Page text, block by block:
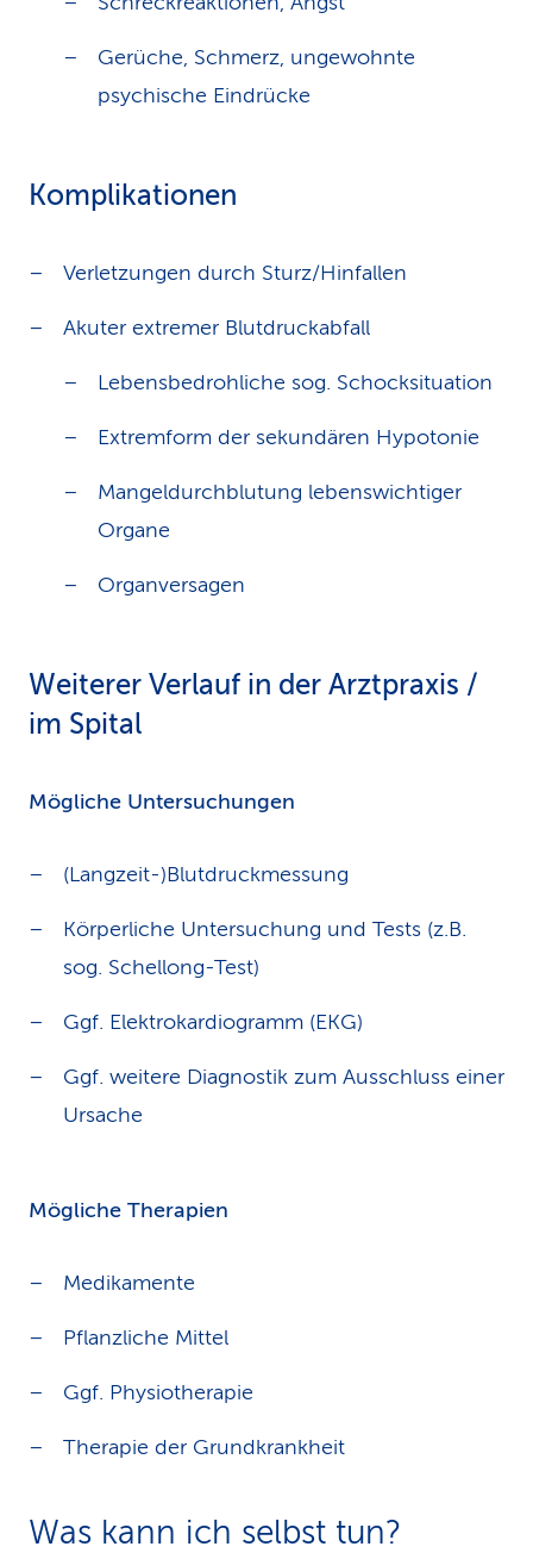
Gerüche, Schmerz, ungewohnte
psychische Eindrücke
Komplikationen
Verletzungen durch Sturz/Hinfallen
Akuter extremer Blutdruckabfall
Lebensbedrohliche sog. Schocksituation
Extremform der sekundären Hypotonie
Mangeldurchblutung lebenswichtiger
Organe
Organversagen
Weiterer Verlauf in der Arztpraxis /
im Spital
Mögliche Untersuchungen
(Langzeit-)Blutdruckmessung
Körperliche Untersuchung und Tests (z.B.
sog. Schellong-Test)
Ggf. Elektrokardiogramm (EKG)
Ggf. weitere Diagnostik zum Ausschluss einer
Ursache
Mögliche Therapien
Medikamente
Pflanzliche Mittel
Ggf. Physiotherapie
Therapie der Grundkrankheit
Was kann ich selbst tun?